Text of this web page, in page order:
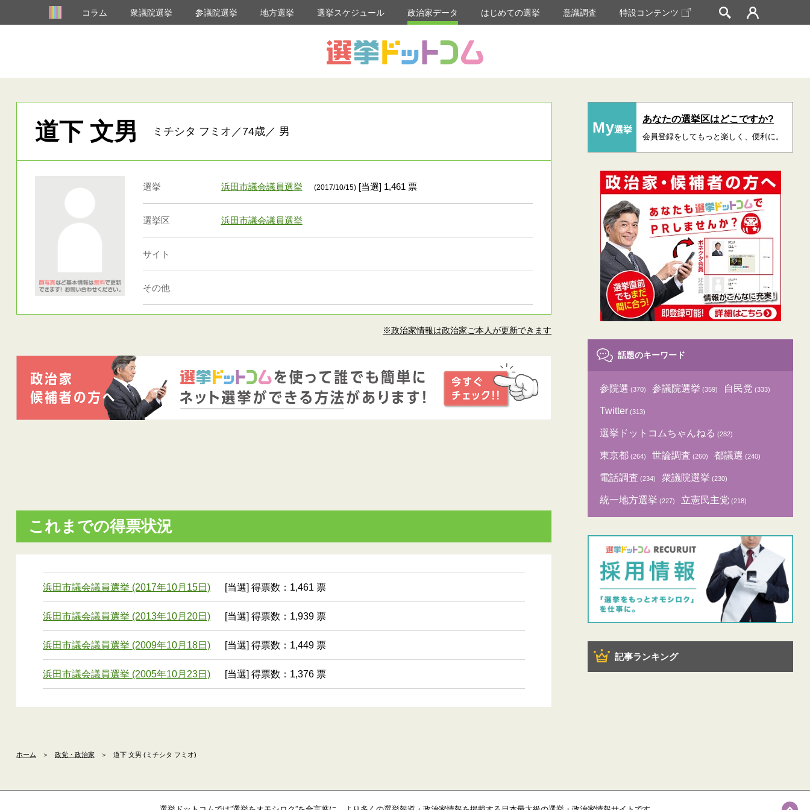
コラム 衆議院選挙 参議院選挙 地方選挙 選挙スケジュール 政治家データ はじめての選挙 意識調査 特設コンテンツ
道下 文男 ミチシタ フミオ／74歳／ 男
選挙 浜田市議会議員選挙 (2017/10/15)[当選] 1,461 票
選挙区 浜田市議会議員選挙
サイト
その他
※政治家情報は政治家ご本人が更新できます
これまでの得票状況
浜田市議会議員選挙 (2017年10月15日) [当選] 得票数：1,461 票
浜田市議会議員選挙 (2013年10月20日) [当選] 得票数：1,939 票
浜田市議会議員選挙 (2009年10月18日) [当選] 得票数：1,449 票
浜田市議会議員選挙 (2005年10月23日) [当選] 得票数：1,376 票
My選挙
あなたの選挙区はどこですか?
会員登録をしてもっと楽しく、便利に。
話題のキーワード
参院選 (370) 参議院選挙 (359) 自民党 (333)
Twitter (313)
選挙ドットコムちゃんねる (282)
東京都 (264) 世論調査 (260) 都議選 (240)
電話調査 (234) 衆議院選挙 (230)
統一地方選挙 (227) 立憲民主党 (218)
記事ランキング
ホーム ＞ 政党・政治家 ＞ 道下 文男 (ミチシタ フミオ)